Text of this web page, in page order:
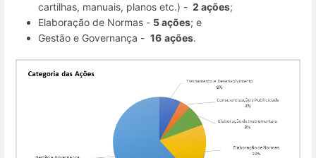
cartilhas, manuais, planos etc.) - 2 ações;
Elaboração de Normas - 5 ações; e
Gestão e Governança - 16 ações.